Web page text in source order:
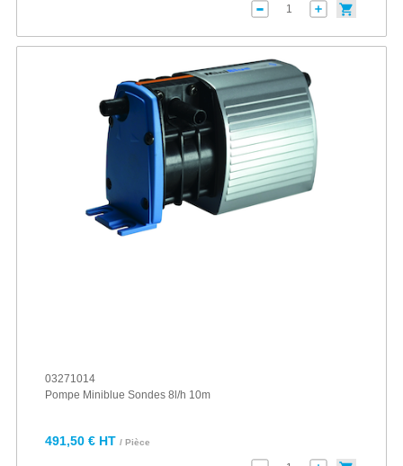
03271014
Pompe Miniblue Sondes 8l/h 10m
491,50 € HT / Pièce